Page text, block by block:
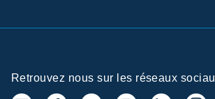
Retrouvez nous sur les réseaux